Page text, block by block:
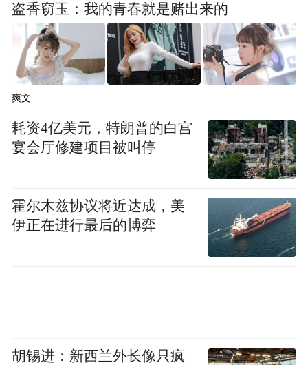
盗香窃玉：我的青春就是赌出来的
爽文
耗资4亿美元，特朗普的白宫
宴会厅修建项目被叫停
霍尔木兹协议将近达成，美
伊正在进行最后的博弈
胡锡进：新西兰外长像只疯